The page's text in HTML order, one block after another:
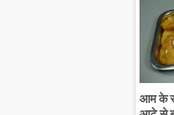
आम के